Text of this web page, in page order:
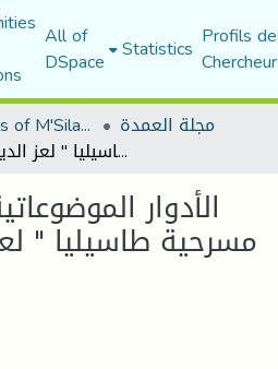
All of
DSpace Statistics Profils
Scientific Journals of M'Sila University مجلة العمدة
الأدوار الموضوعاتية وجماليتها في مسرحية طاسيليا " لعز الدين ميهوبي
الأدوار
مسرحية طاسيليا "